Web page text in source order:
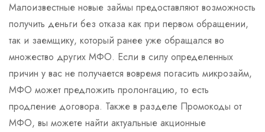
Малоизвестные новые займы предоставляют возможность
получить деньги без отказа как при первом обращении,
так и заемщику, который ранее уже обращался во
множество других МФО. Если в силу определенных
причин у вас не получается вовремя погасить микрозайм,
МФО может предложить пролонгацию, то есть
продление договора. Также в разделе Промокоды от
МФО, вы можете найти актуальные акционные